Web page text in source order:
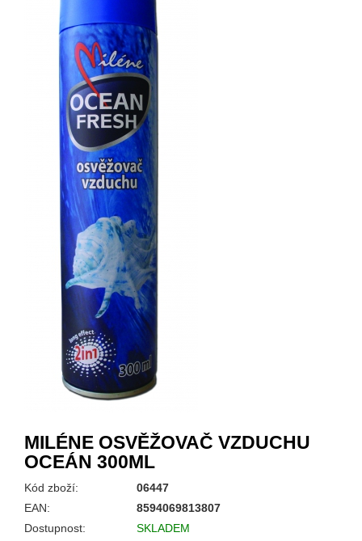
MILÉNE OSVĚŽOVAČ VZDUCHU
OCEÁN 300ML
Kód zboží:
06447
EAN:
8594069813807
Dostupnost:
SKLADEM